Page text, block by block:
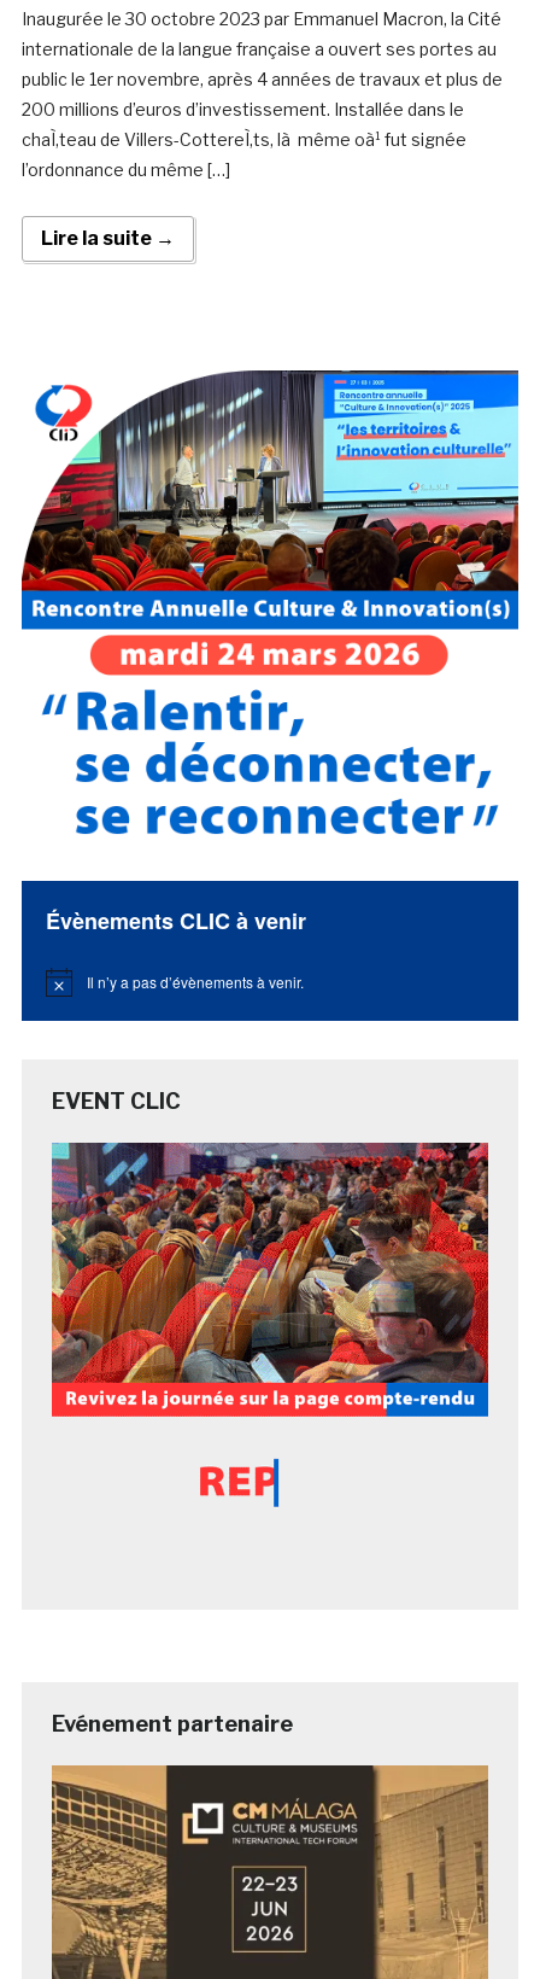
Inaugurée le 30 octobre 2023 par Emmanuel Macron, la Cité
internationale de la langue française a ouvert ses portes au
public le 1er novembre, après 4 années de travaux et plus de
200 millions d’euros d’investissement. Installée dans le
chaÌ‚teau de Villers-CottereÌ‚ts, là même oà¹ fut signée
l’ordonnance du même […]
Lire la suite →
Évènements CLIC à venir
Notice Il n’y a pas d’évènements à venir.
EVENT CLIC
Evénement partenaire